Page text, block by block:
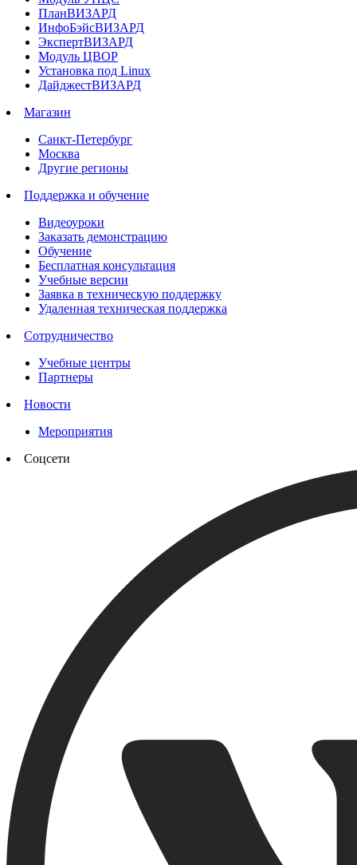
ПланВИЗАРД
ИнфоБэйсВИЗАРД
ЭкспертВИЗАРД
Модуль ЦВОР
Установка под Linux
ДайджестВИЗАРД
Магазин
Санкт-Петербург
Москва
Другие регионы
Поддержка и обучение
Видеоуроки
Заказать демонстрацию
Обучение
Бесплатная консультация
Учебные версии
Заявка в техническую поддержку
Удаленная техническая поддержка
Сотрудничество
Учебные центры
Партнеры
Новости
Мероприятия
Соцсети